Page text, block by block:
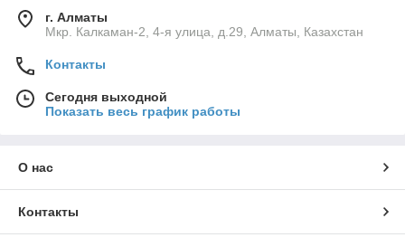
г. Алматы
Мкр. Калкаман-2, 4-я улица, д.29, Алматы, Казахстан
Контакты
Сегодня выходной
Показать весь график работы
О нас
Контакты